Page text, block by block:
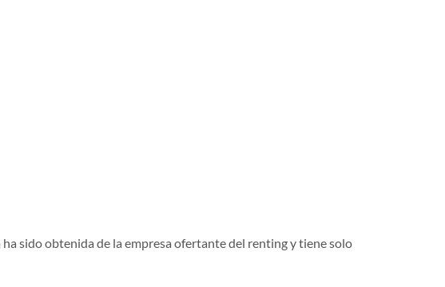
sido obtenida de la empresa ofertante del renting y tiene solo